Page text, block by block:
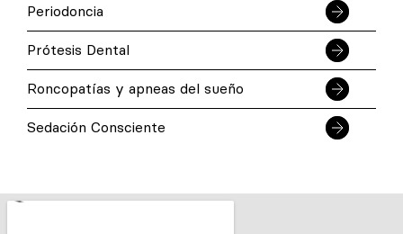
Periodoncia
Prótesis Dental
Roncopatías y apneas del sueño
Sedación Consciente